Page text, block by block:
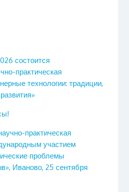
состоится
практическая
технологии: традиции,
практическая
участием
проблемы
Иваново, 25 сентября